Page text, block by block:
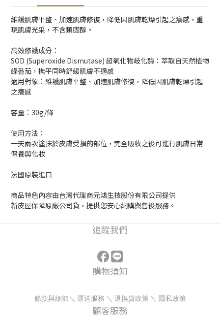
維護肌膚平整、加速肌膚修復，降低因肌膚乾燥引起之癢感，重
現肌膚光采，不含類固醇。
高效修護成分：
SOD (Superoxide Dismutase) 超氧化物岐化酶：萃取自天然植物
綠番茄，撫平同時舒緩肌膚不適感
適用對象：維護肌膚平整、加速肌膚修復，降低因肌膚乾燥引起
之癢感
容量：30g/條
使用方法：
一天兩次塗抹於皮膚受損的部位，完全吸收之後可進行肌膚日常
保養與化妝
法國原裝進口
商品特色內容由台灣代理商元鴻生技股份有限公司提供
新皮屋保障原廠公司貨，提供您安心網購與售後服務。
追蹤我們
購物須知
條款與細節＼ 運送服務 ＼ 退換貨政策 ＼ 隱私政策
顧客服務